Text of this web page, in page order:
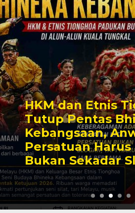
HKM dan Etnis
Tutup Pentas
Kebangsaan,
Persatuan Harus
Bukan Sekadar